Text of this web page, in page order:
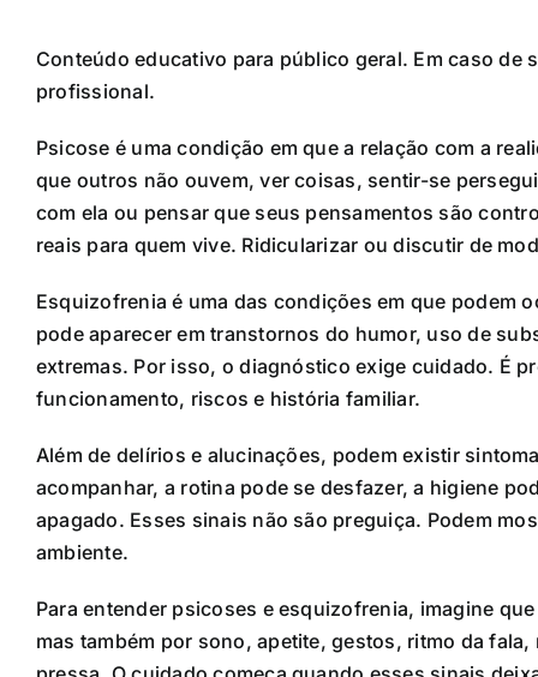
Conteúdo educativo para público geral. Em caso
profissional.
Psicose é uma condição em que a relação com a
que outros não ouvem, ver coisas, sentir-se
com ela ou pensar que seus pensamentos são
reais para quem vive. Ridicularizar ou discutir de
Esquizofrenia é uma das condições em que podem
pode aparecer em transtornos do humor, uso de
extremas. Por isso, o diagnóstico exige cuidado. É
funcionamento, riscos e história familiar.
Além de delírios e alucinações, podem existir
acompanhar, a rotina pode se desfazer, a higiene
apagado. Esses sinais não são preguiça. Podem
ambiente.
Para entender psicoses e esquizofrenia, imagine
mas também por sono, apetite, gestos, ritmo da